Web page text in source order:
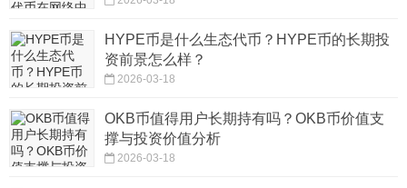
HYPE币是什么生态代币？HYPE币的长期投
资前景怎么样？
2026-03-18
OKB币值得用户长期持有吗？OKB币价值支
撑与投资价值分析
2026-03-18